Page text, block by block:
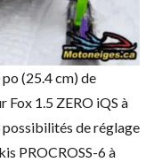
(25.4 cm) de
Fox 1.5 ZERO iQS à
de réglage
PROCROSS-6 à